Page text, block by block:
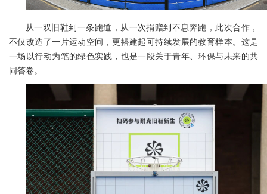
从一双旧鞋到一条跑道，从一次捐赠到不息奔跑，此次合作，
不仅改造了一片运动空间，更搭建起可持续发展的教育样本。这是
一场以行动为笔的绿色实践，也是一段关于青年、环保与未来的共
同答卷。